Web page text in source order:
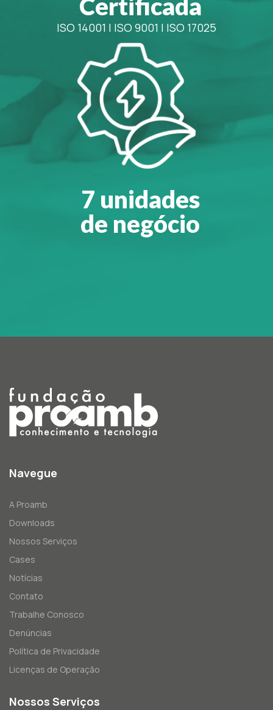
Certificada
ISO 14001 | ISO 9001 | ISO 17025
7 unidades
de negócio
Navegue
A Proamb
Downloads
Nossos Serviços
Cases
Notícias
Contato
Trabalhe Conosco
Denúncias
Política de Privacidade
Licenças de Operação
Nossos Serviços